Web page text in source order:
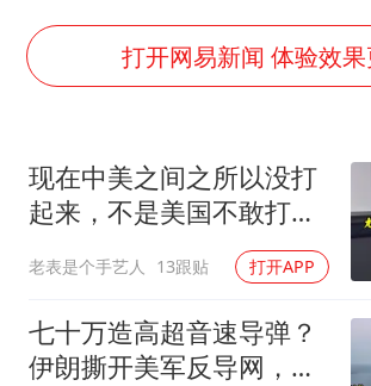
首次证实！“胶球
奋进开新局 实干
打开网易新闻 体验效
现在中美之间之所以没打
起来，不是美国不敢打或
老表是个手艺人 13跟贴 打开APP
七十万造高超音速导弹？
伊朗撕开美军反导网，炸